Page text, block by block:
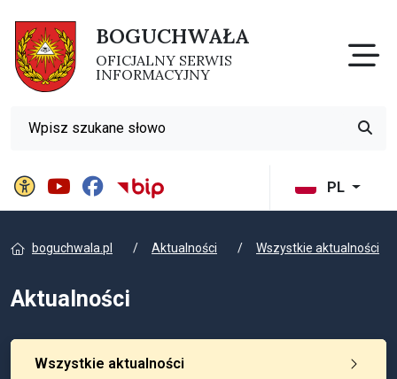
BOGUCHWAŁA
OFICJALNY SERWIS
INFORMACYJNY
PL
Panel ustawień witrynyBIP Gminy Boguchwała
Wyszukiwarka
boguchwala.pl Aktualności Wszystkie aktualności
Aktualności
Wszystkie aktualności